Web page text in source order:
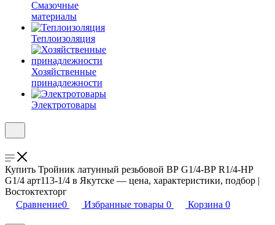
Смазочные
материалы
Теплоизоляция
Хозяйственные
принадлежности
Электротовары
Купить Тройник латунный резьбовой ВР G1/4-ВР R1/4-НР
G1/4 арт113-1/4 в Якутске — цена, характеристики, подбор |
Востоктехторг
Сравнение0 Избранные товары 0 Корзина 0